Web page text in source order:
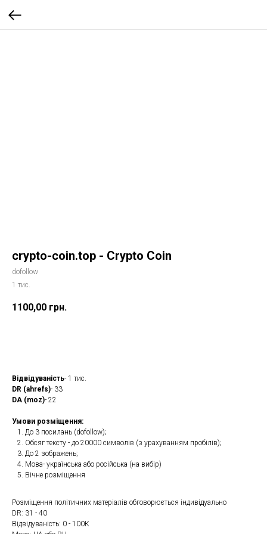
crypto-coin.top - Crypto Coin
dofollow
1 тис.
1100,00 грн.
Відвідуваність- 1 тис.
DR (ahrefs)- 33
DA (moz)- 22
Умови розміщення:
До 3 посилань (dofollow);
Обсяг тексту - до 20000 символів (з урахуванням пробілів);
До 2 зображень;
Мова- українська або російська (на вибір)
Вічне розміщення
Розміщення політичних матеріалів обговорюється індивідуально
DR: 31 - 40
Відвідуваність: 0 - 100К